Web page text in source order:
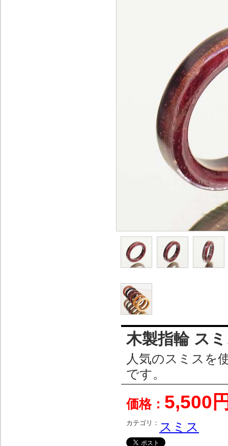
木製指輪 ス
人気のスミスを
です。
価格： 5,500
カテゴリ： スミス